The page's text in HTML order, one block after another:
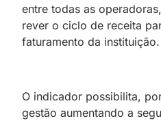
entre todas as
rever o ciclo de receita
faturamento da instituição.
O indicador possibilita,
gestão aumentando a